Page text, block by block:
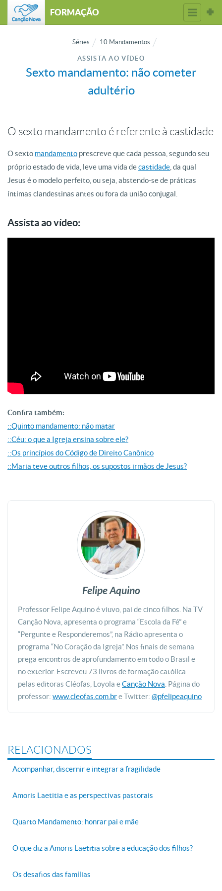
FORMAÇÃO
Séries 10 Mandamentos
ASSISTA AO VÍDEO
Sexto mandamento: não cometer
adultério
O sexto mandamento é referente à castidade
O sexto mandamento prescreve que cada pessoa, segundo seu
próprio estado de vida, leve uma vida decastidade , da qual
Jesus é o modelo perfeito, ou seja, abstendo-se de práticas
íntimas clandestinas antes ou fora da união conjugal.
Assista ao vídeo:
Confira também:
::Quinto mandamento: não matar
::Céu: o que a Igreja ensina sobre ele?
::Os princípios do Código de Direito Canônico
::Maria teve outros filhos, os supostos irmãos de Jesus?
Felipe Aquino
Professor Felipe Aquino é viuvo, pai de cinco filhos. Na TV
Canção Nova, apresenta o programa “Escola da Fé” e
“Pergunte e Responderemos”, na Rádio apresenta o
programa “No Coração da Igreja”. Nos finais de semana
prega encontros de aprofundamento em todo o Brasil e
no exterior. Escreveu 73 livros de formação católica
pelas editoras Cléofas, Loyola eCanção Nova . Página do
professor: www.cleofas.com.bre Twitter: @pfelipeaquino
RELACIONADOS
Acompanhar, discernir e integrar a fragilidade
Amoris Laetitia e as perspectivas pastorais
Quarto Mandamento: honrar pai e mãe
O que diz a Amoris Laetitia sobre a educação dos filhos?
Os desafios das famílias